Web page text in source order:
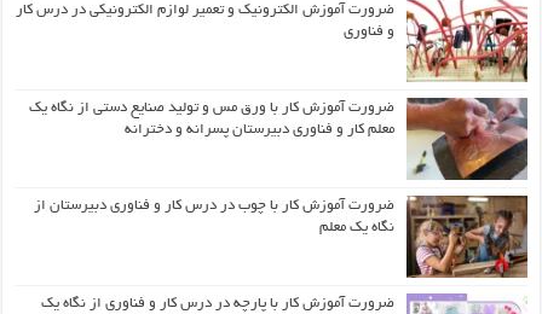
ضرورت آموزش الکترونیک و تعمیر لوازم الکترونیکی در درس کار
و فناوری
ضرورت آموزش کار با ورق مس و تولید صنایع دستی از نگاه یک
معلم کار و فناوری دبیرستان پسرانه و دخترانه
ضرورت آموزش کار با چوب در درس کار و فناوری دبیرستان از
نگاه یک معلم
ضرورت آموزش کار با پارچه در درس کار و فناوری از نگاه یک